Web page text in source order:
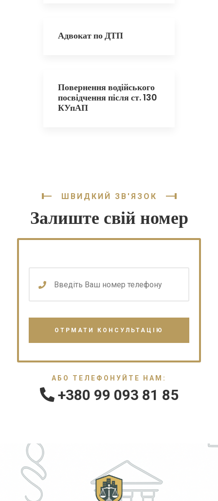
Адвокат по ДТП
Повернення водійського
посвідчення після ст. 130
КУпАП
ШВИДКИЙ ЗВ'ЯЗОК
Залиште свій номер
АБО ТЕЛЕФОНУЙТЕ НАМ:
+380 99 093 81 85